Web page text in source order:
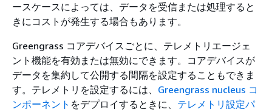
ースケースによっては、データを受信または処理すると
きにコストが発生する場合もあります。
Greengrass コアデバイスごとに、テレメトリエージェ
ント機能を有効または無効にできます。コアデバイスが
データを集約して公開する間隔を設定することもできま
す。テレメトリを設定するには、 Greengrass nucleus コ
ンポーネント をデプロイするときに、 テレメトリ設定パ